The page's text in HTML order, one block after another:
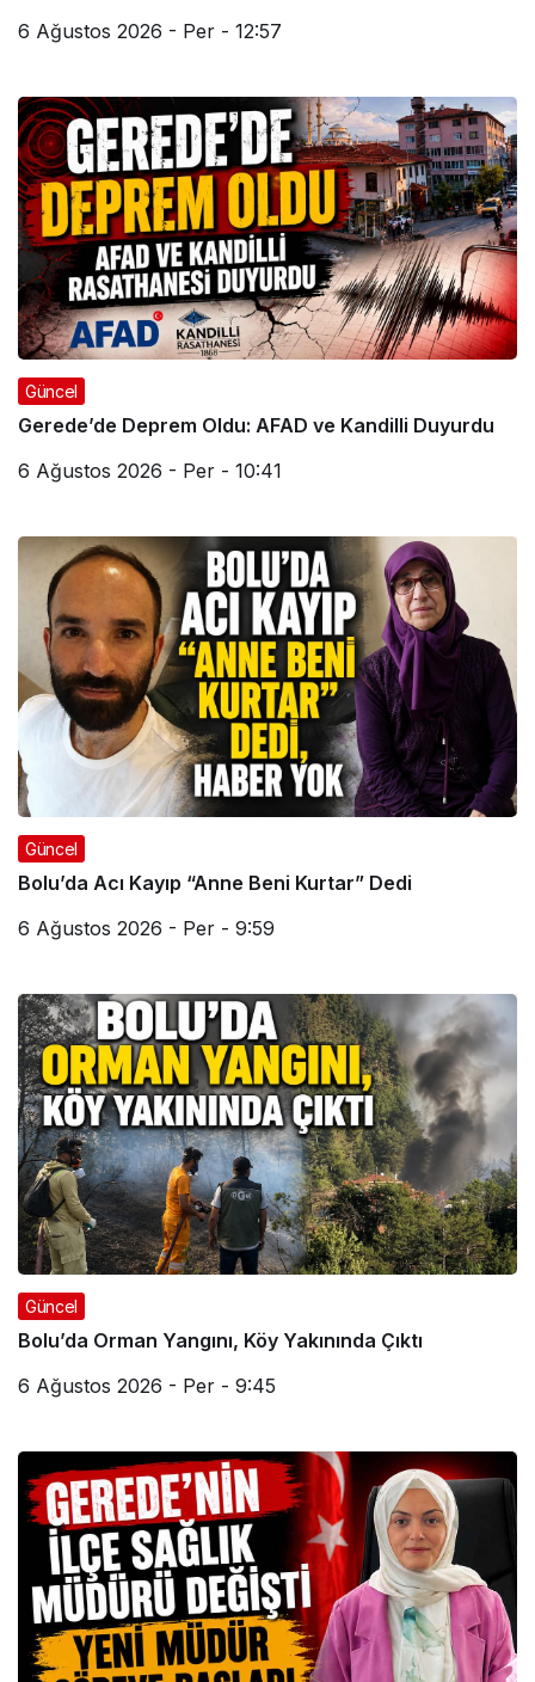
6 Ağustos 2026 - Per - 12:57
Güncel
Gerede’de Deprem Oldu: AFAD ve Kandilli Duyurdu
6 Ağustos 2026 - Per - 10:41
Güncel
Bolu’da Acı Kayıp “Anne Beni Kurtar” Dedi
6 Ağustos 2026 - Per - 9:59
Güncel
Bolu’da Orman Yangını, Köy Yakınında Çıktı
6 Ağustos 2026 - Per - 9:45